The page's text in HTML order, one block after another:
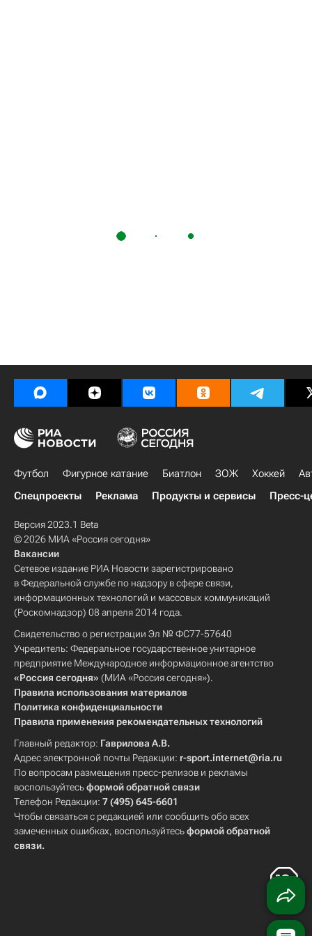
Футбол Фигурное катание Биатлон ЗОЖ Хоккей
Спецпроекты
Реклама Продукты и сервисы Пресс-
Версия 2023.1 Beta
© 2026 МИА «Россия сегодня»
Вакансии
Сетевое издание РИА Новости зарегистрировано
в Федеральной службе по надзору в сфере связи,
информационных технологий и массовых коммуникаций
(Роскомнадзор) 08 апреля 2014 года.
Свидетельство о регистрации Эл № ФС77-57640
Учредитель: Федеральное государственное унитарное
предприятие Международное информационное агентство
«Россия сегодня» (МИА «Россия сегодня»).
Правила использования материалов
Политика конфиденциальности
Правила применения рекомендательных технологий
Главный редактор: Гаврилова А.В.
Адрес электронной почты Редакции: r-sport.internet@ria.ru
По вопросам размещения пресс-релизов и рекламы
воспользуйтесьформой обратной связи
Телефон Редакции: 7 (495) 645-6601
Чтобы связаться с редакцией или сообщить обо всех
замеченных ошибках, воспользуйтесьформой обратной
связи.